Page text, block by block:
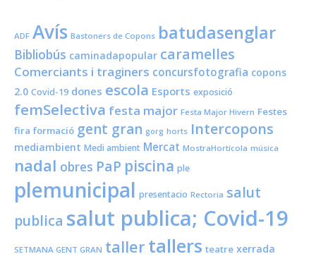
ADF Avís Bastoners de Copons batudasenglar
Bibliobús caminadapopular caramelles
Comerciants i traginers concursfotografia copons
2.0 Covid-19 dones escola Esports exposició
femSelectiva festa major Festa Major Hivern Festes
fira formació gent gran gorg horts Intercopons
mediambient Medi ambient Mercat MostraHortícola música
nadal obres PaP piscina ple
plemunicipal presentacio Rectoria salut
publica salut publica; Covid-19
SETMANA GENT GRAN taller tallers teatre xerrada